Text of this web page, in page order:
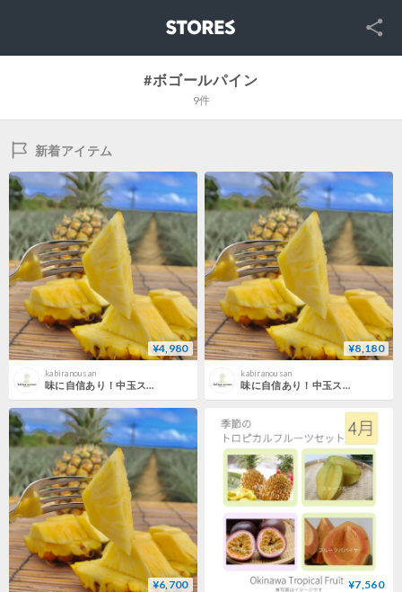
SNS
#ボゴールパイン
9件
新着アイテム
¥4,980
kabiranousan
味に自信あり！中玉スナックパイン お得詰め合わせセット《４．８～５ｋｇ》
¥8,180
kabiranousan
味に自信あり！中玉スナックパイン お得詰め合わせセット《9～９．５ｋｇ》
¥6,700 ¥7,560